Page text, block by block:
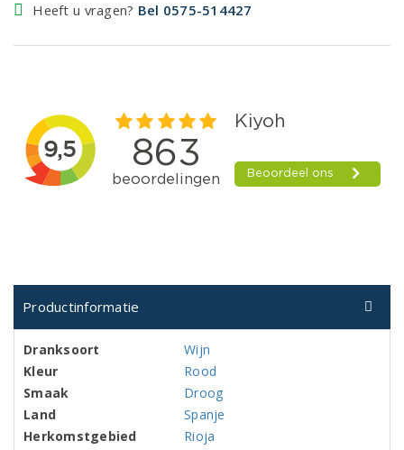
Heeft u vragen? Bel 0575-514427
Productinformatie
Dranksoort
Wijn
Kleur
Rood
Smaak
Droog
Land
Spanje
Herkomstgebied
Rioja